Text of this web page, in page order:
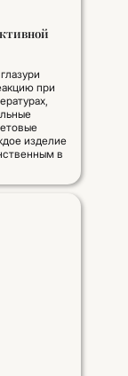
при
изделие
в